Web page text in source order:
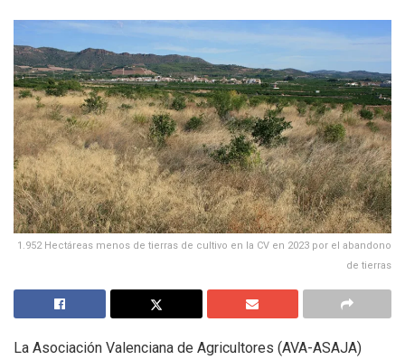
1.952 Hectáreas menos de tierras de cultivo en la CV en 2023 por el abandono
de tierras
La Asociación Valenciana de Agricultores (AVA-ASAJA)